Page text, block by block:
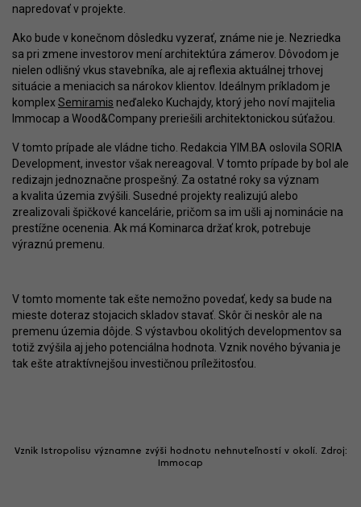
napredovať v projekte.
Ako bude v konečnom dôsledku vyzerať, známe nie je. Nezriedka
sa pri zmene investorov mení architektúra zámerov. Dôvodom je
nielen odlišný vkus stavebníka, ale aj reflexia aktuálnej trhovej
situácie a meniacich sa nárokov klientov. Ideálnym príkladom je
komplexSemiramis neďaleko Kuchajdy, ktorý jeho noví majitelia
Immocap a Wood&Company preriešili architektonickou súťažou.
V tomto prípade ale vládne ticho. Redakcia YIM.BA oslovila SORIA
Development, investor však nereagoval. V tomto prípade by bol ale
redizajn jednoznačne prospešný. Za ostatné roky sa význam
a kvalita územia zvýšili. Susedné projekty realizujú alebo
zrealizovali špičkové kancelárie, pričom sa im ušli aj nominácie na
prestížne ocenenia. Ak má Kominarca držať krok, potrebuje
výraznú premenu.
V tomto momente tak ešte nemožno povedať, kedy sa bude na
mieste doteraz stojacich skladov stavať. Skôr či neskôr ale na
premenu územia dôjde. S výstavbou okolitých developmentov sa
totiž zvýšila aj jeho potenciálna hodnota. Vznik nového bývania je
tak ešte atraktívnejšou investičnou príležitosťou.
Vznik Istropolisu významne zvýši hodnotu nehnuteľností v okolí. Zdroj:
Immocap